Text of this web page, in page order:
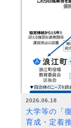
2026.06.18
大学等の「
育成・定着